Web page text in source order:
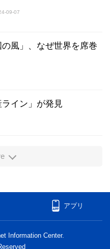
09-07
の風」、なぜ世界を席巻
イン」が発見
アプリ
Information Center.